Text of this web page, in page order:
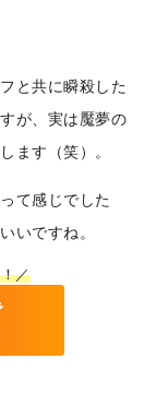
と共に瞬殺した
が、実は魘夢の
ます（笑）。
て感じでした
いですね。
／